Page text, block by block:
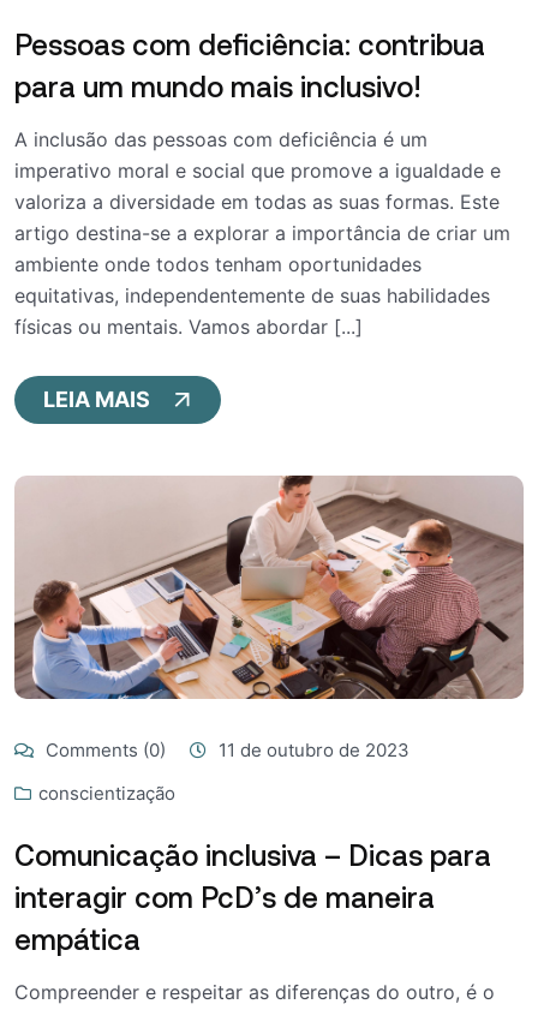
Pessoas com deficiência: contribua
para um mundo mais inclusivo!
A inclusão das pessoas com deficiência é um
imperativo moral e social que promove a igualdade e
valoriza a diversidade em todas as suas formas. Este
artigo destina-se a explorar a importância de criar um
ambiente onde todos tenham oportunidades
equitativas, independentemente de suas habilidades
físicas ou mentais. Vamos abordar [...]
LEIA MAIS
Comments (0)
11 de outubro de 2023
conscientização
Comunicação inclusiva – Dicas para
interagir com PcD’s de maneira
empática
Compreender e respeitar as diferenças do outro, é o